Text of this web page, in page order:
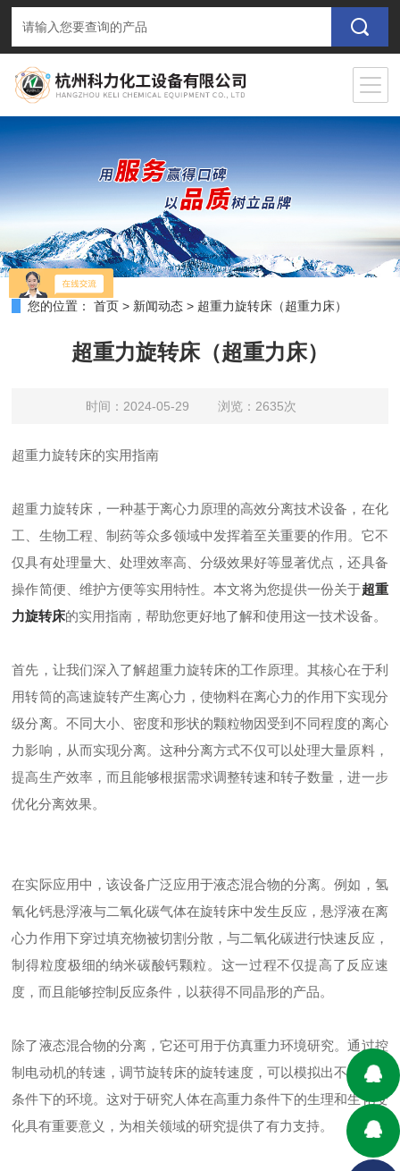
您的位置： 首页 > 新闻动态 > 超重力旋转床（超重力床）
超重力旋转床（超重力床）
时间：2024-05-29 浏览：2635次
超重力旋转床的实用指南
超重力旋转床，一种基于离心力原理的高效分离技术设备，在化
工、生物工程、制药等众多领域中发挥着至关重要的作用。它不
仅具有处理量大、处理效率高、分级效果好等显著优点，还具备
操作简便、维护方便等实用特性。本文将为您提供一份关于超重
力旋转床的实用指南，帮助您更好地了解和使用这一技术设备。
首先，让我们深入了解超重力旋转床的工作原理。其核心在于利
用转筒的高速旋转产生离心力，使物料在离心力的作用下实现分
级分离。不同大小、密度和形状的颗粒物因受到不同程度的离心
力影响，从而实现分离。这种分离方式不仅可以处理大量原料，
提高生产效率，而且能够根据需求调整转速和转子数量，进一步
优化分离效果。
在实际应用中，该设备广泛应用于液态混合物的分离。例如，氢
氧化钙悬浮液与二氧化碳气体在旋转床中发生反应，悬浮液在离
心力作用下穿过填充物被切割分散，与二氧化碳进行快速反应，
制得粒度极细的纳米碳酸钙颗粒。这一过程不仅提高了反应速
度，而且能够控制反应条件，以获得不同晶形的产品。
除了液态混合物的分离，它还可用于仿真重力环境研究。通过控
制电动机的转速，调节旋转床的旋转速度，可以模拟出不同重力
条件下的环境。这对于研究人体在高重力条件下的生理和生化变
化具有重要意义，为相关领域的研究提供了有力支持。